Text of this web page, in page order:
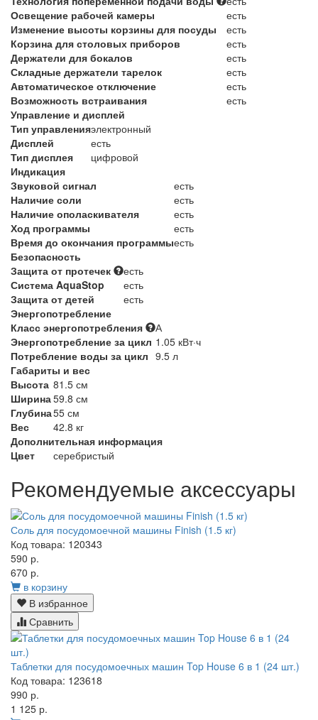
Освещение рабочей камеры
есть
Изменение высоты корзины для посуды
есть
Корзина для столовых приборов
есть
Держатели для бокалов
есть
Складные держатели тарелок
есть
Автоматическое отключение
есть
Возможность встраивания
есть
Управление и дисплей
Тип управленияэлектронный
Дисплей
есть
Тип дисплея
цифровой
Индикация
Звуковой сигнал
есть
Наличие соли
есть
Наличие ополаскивателя
есть
Ход программы
есть
Время до окончания программыесть
Безопасность
Защита от протечек
есть
Система AquaStop
есть
Защита от детей
есть
Энергопотребление
Класс энергопотребления
А
Энергопотребление за цикл 1.05 кВт·ч
Потребление воды за цикл 9.5 л
Габариты и вес
Высота 81.5 см
Ширина59.8 см
Глубина55 см
Вес
42.8 кг
Дополнительная информация
Цвет
серебристый
Рекомендуемые аксессуары
Соль для посудомоечной машины Finish (1.5 кг)
Код товара: 120343
590 р.
670 р.
в корзину
В избранное
Сравнить
Таблетки для посудомоечных машин Top House 6 в 1 (24 шт.)
Код товара: 123618
990 р.
1 125 р.